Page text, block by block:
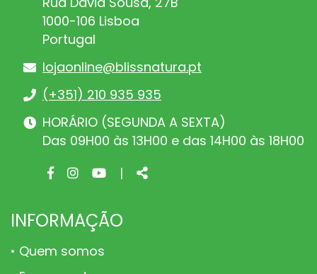
1000-106 Lisboa
Portugal
lojaonline@blissnatura.pt
(+351) 210 935 935
HORÁRIO (SEGUNDA A SEXTA)
Das 09H00 às 13H00 e das 14H00 às 18H00
Facebook
Instagram
Youtube
| Share
INFORMAÇÃO
Quem somos